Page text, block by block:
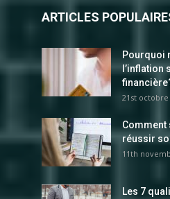
ARTICLES
Pourquoi
l’inflation
21st octobre
Comment
réussir
11th
Les 7